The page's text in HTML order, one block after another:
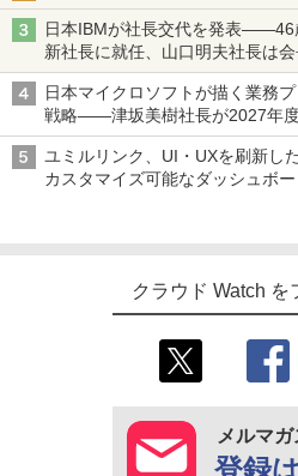
日本IBMが社長交代を発表――46
新社長に就任、山口明夫社長は
日本マイクロソフトが描く業務
戦略――津坂美樹社長が2027年
ユミルリンク、UI・UXを刷新し
カスタマイズ可能なダッシュボ
クラウド Watch を
メルマガ